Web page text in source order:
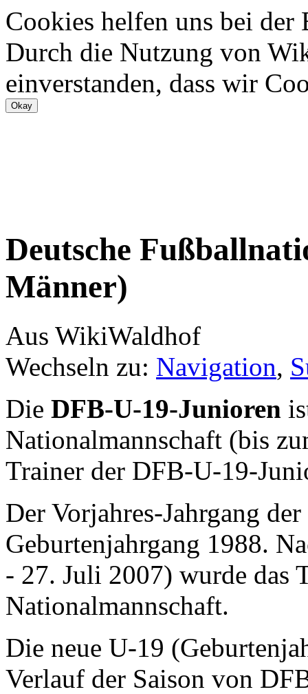
Cookies helfen uns bei
Durch die Nutzung von
einverstanden, dass wir
Deutsche
Männer)
Aus WikiWaldhof
Wechseln zu: Navigation,
Die DFB-U-19-Junioren
Nationalmannschaft (bis
Trainer der DFB-U-19-
Der Vorjahres-Jahrgang
Geburtenjahrgang 1988.
- 27. Juli 2007) wurde das
Nationalmannschaft.
Die neue U-19
Verlauf der Saison von